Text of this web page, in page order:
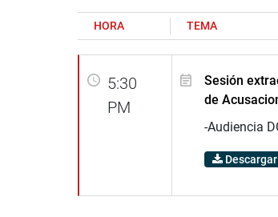
HORA TEMA
5:30
PM
Sesión
de
-Audiencia
Descargar